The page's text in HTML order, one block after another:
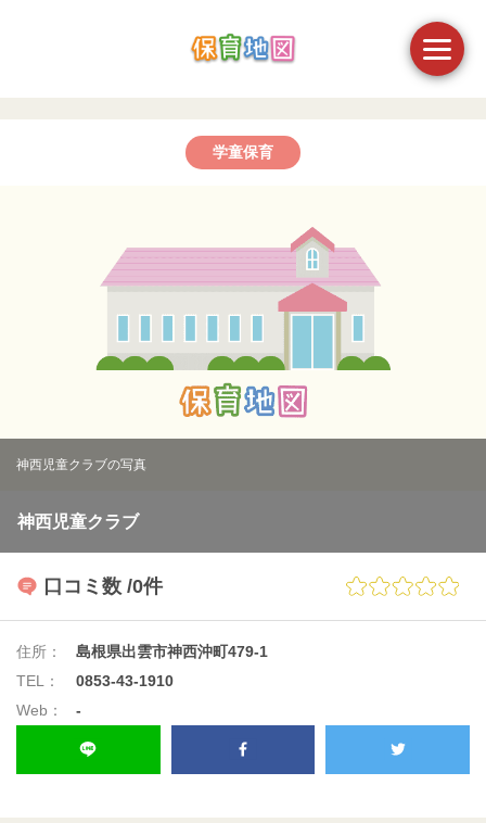
学童保育
神西児童クラブの写真
神西児童クラブ
口コミ数 /0件
住所：
島根県出雲市神西沖町479-1
TEL：
0853-43-1910
Web：
-